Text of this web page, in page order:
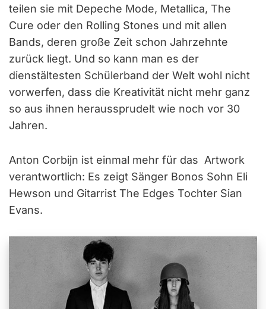
teilen sie mit Depeche Mode, Metallica, The
Cure oder den Rolling Stones und mit allen
Bands, deren große Zeit schon Jahrzehnte
zurück liegt. Und so kann man es der
dienstältesten Schülerband der Welt wohl nicht
vorwerfen, dass die Kreativität nicht mehr ganz
so aus ihnen heraussprudelt wie noch vor 30
Jahren.
Anton Corbijn ist einmal mehr für das Artwork
verantwortlich: Es zeigt Sänger Bonos Sohn Eli
Hewson und Gitarrist The Edges Tochter Sian
Evans.